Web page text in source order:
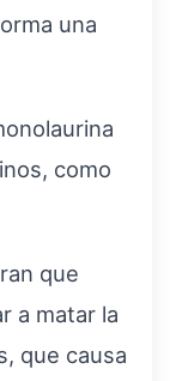
una
como
que
a matar la
que causa